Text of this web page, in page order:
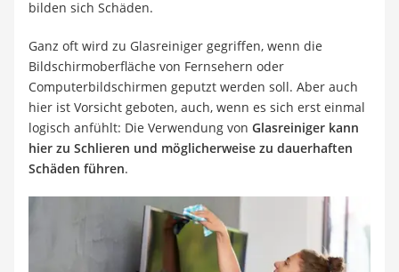
bilden sich Schäden.
Ganz oft wird zu Glasreiniger gegriffen, wenn die
Bildschirmoberfläche von Fernsehern oder
Computerbildschirmen geputzt werden soll. Aber auch
hier ist Vorsicht geboten, auch, wenn es sich erst einmal
logisch anfühlt: Die Verwendung von Glasreiniger kann
hier zu Schlieren und möglicherweise zu dauerhaften
Schäden führen.